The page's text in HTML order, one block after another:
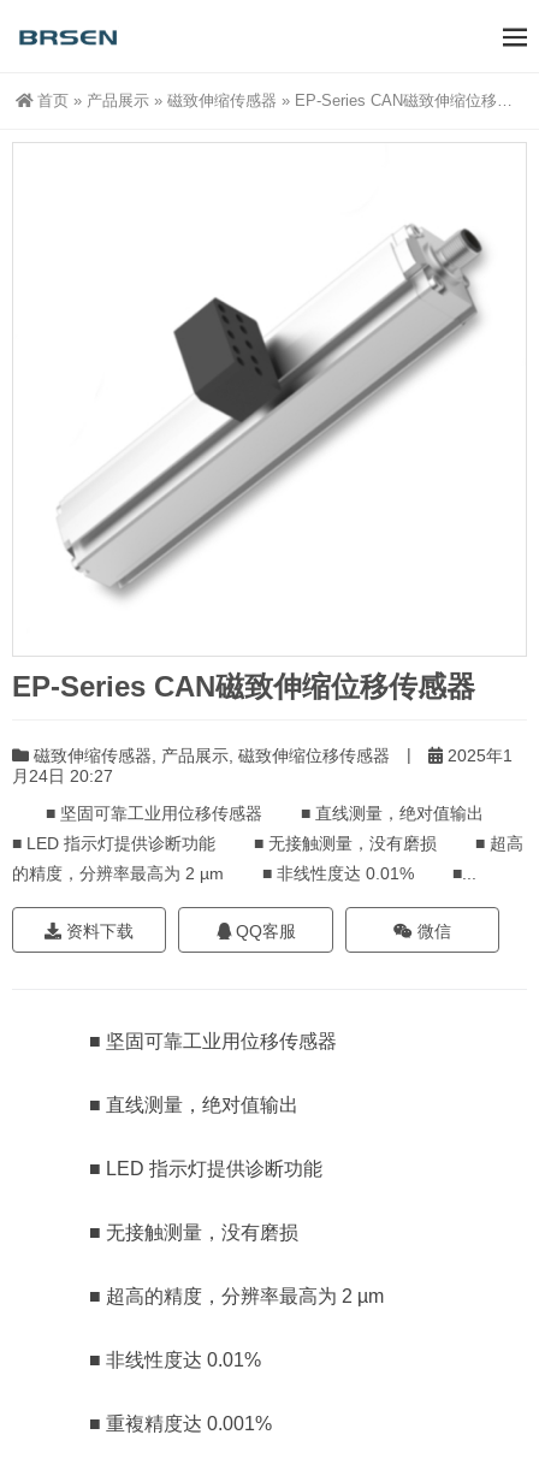
首页 » 产品展示 » 磁致伸缩传感器 » EP-Series CAN磁致伸缩位移传感器
EP-Series CAN磁致伸缩位移传感器
磁致伸缩传感器 产品展示 磁致伸缩位移传感器 |
2025年1
月24日 20:27
■ 坚固可靠工业用位移传感器 ■ 直线测量，绝对值输出
■ LED 指示灯提供诊断功能 ■ 无接触测量，没有磨损 ■ 超高
的精度，分辨率最高为 2 µm ■ 非线性度达 0.01% ■...
资料下载 QQ客服 微信
■ 坚固可靠工业用位移传感器
■ 直线测量，绝对值输出
■ LED 指示灯提供诊断功能
■ 无接触测量，没有磨损
■ 超高的精度，分辨率最高为 2 µm
■ 非线性度达 0.01%
■ 重複精度达 0.001%